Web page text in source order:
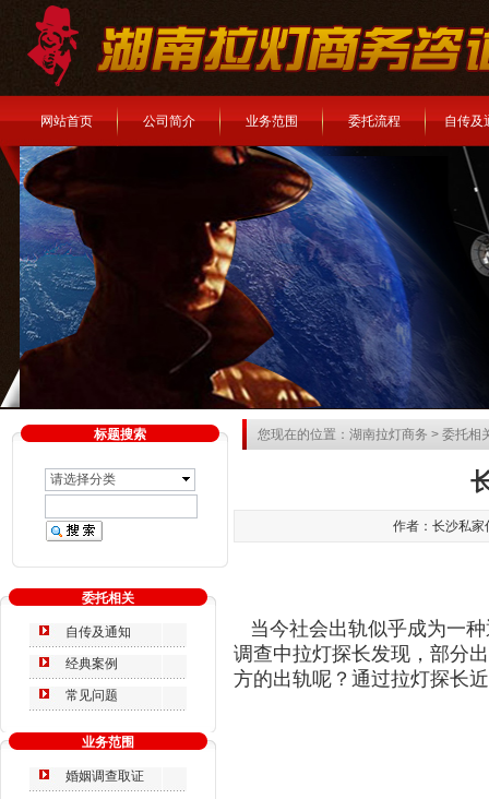
网站首页 公司简介 业务范围 委托流程 自传及
标题搜索
请选择分类
委托相关
自传及通知
经典案例
常见问题
您现在的位置： 湖南拉灯商务 > 委托相
业务范围
婚姻调查取证
作者：长沙私
当今社会出轨似乎成为一种
调查中拉灯探长发现， 部分
方的出轨呢？ 通过拉灯探长